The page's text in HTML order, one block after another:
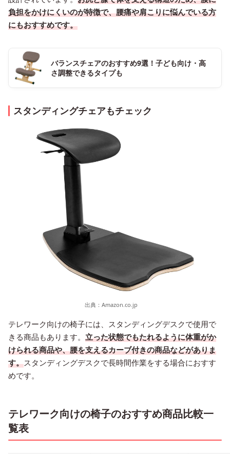
負担をかけにくいのが特徴で、腰痛や肩こりに悩んでいる方
にもおすすめです。
バランスチェアのおすすめ9選！子ども向け・高
さ調整できるタイプも
スタンディングチェアもチェック
出典： Amazon.co.jp
テレワーク向けの椅子には、スタンディングデスクで使用で
きる商品もあります。 立った状態でもたれるように体重がか
けられる商品や、腰を支えるカーブ付きの商品などがありま
す。スタンディングデスクで長時間作業をする場合におすす
めです。
テレワーク向けの椅子のおすすめ商品比較一
覧表